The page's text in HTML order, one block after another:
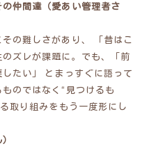
仲間達（愛あい管理者さ
の難しさがあり、 「昔はこ
ズレが課題に。でも、「前
たい」 とまっすぐに語って
のではなく“見つけるも
取り組みをもう一度形にし